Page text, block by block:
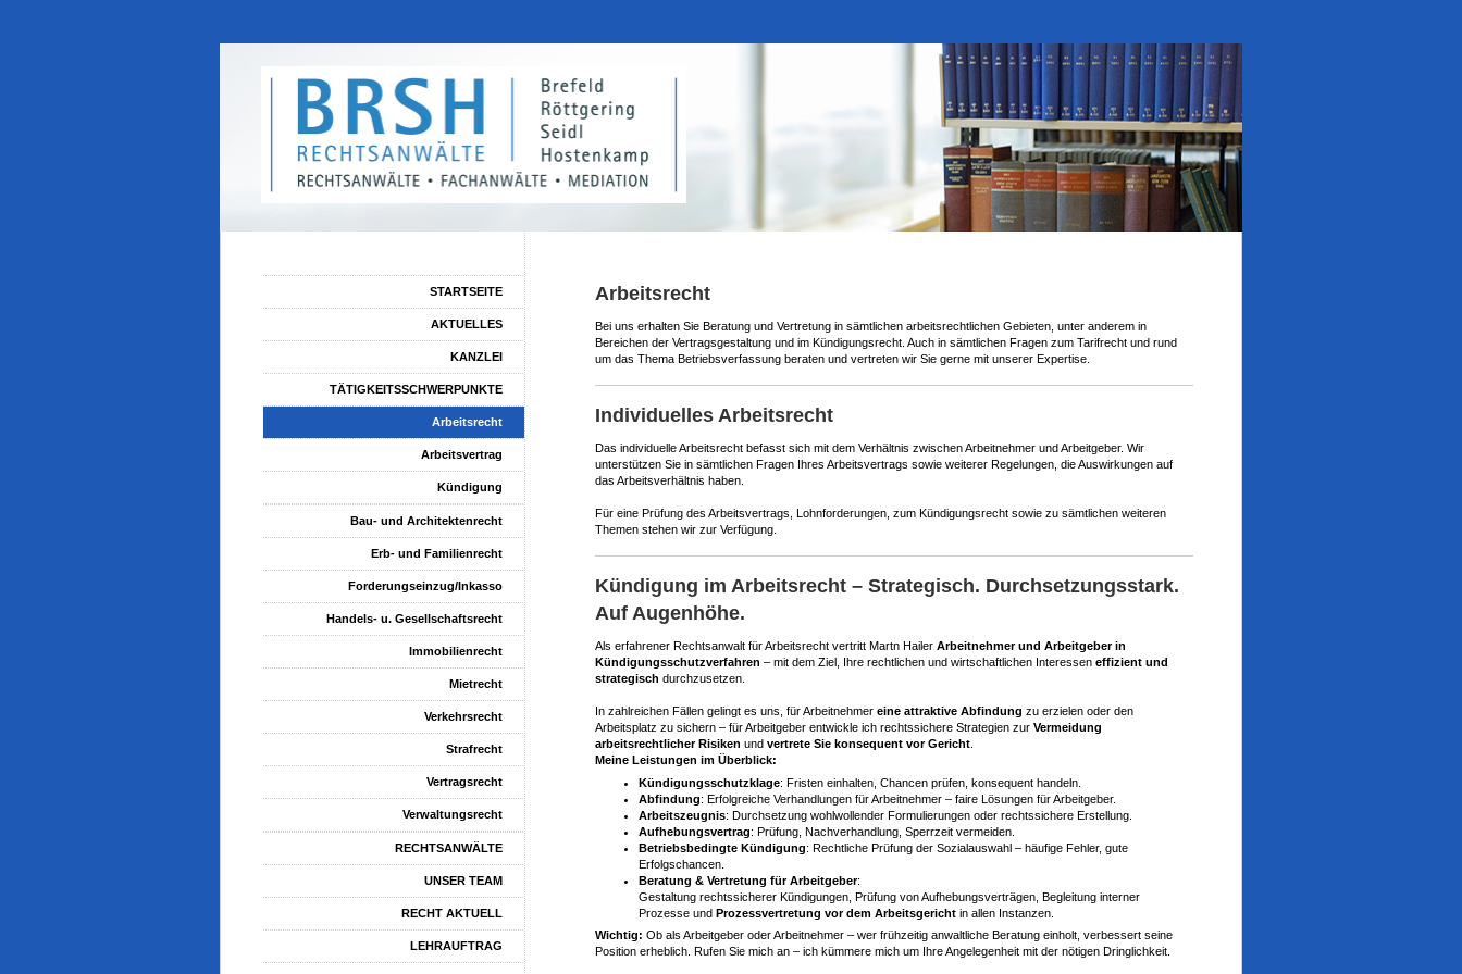
Arbeitsrecht
Bei uns erhalten Sie Beratung und Vertretung in sämtlichen arbeitsrechtlichen Gebieten, unter anderem in
Bereichen der Vertragsgestaltung und im Kündigungsrecht. Auch in sämtlichen Fragen zum Tarifrecht und rund
um das Thema Betriebsverfassung beraten und vertreten wir Sie gerne mit unserer Expertise.
Individuelles Arbeitsrecht
Das individuelle Arbeitsrecht befasst sich mit dem Verhältnis zwischen Arbeitnehmer und Arbeitgeber. Wir
unterstützen Sie in sämtlichen Fragen Ihres Arbeitsvertrags sowie weiterer Regelungen, die Auswirkungen auf
das Arbeitsverhältnis haben.
Für eine Prüfung des Arbeitsvertrags, Lohnforderungen, zum Kündigungsrecht sowie zu sämtlichen weiteren
Themen stehen wir zur Verfügung.
Kündigung im Arbeitsrecht – Strategisch. Durchsetzungsstark.
Auf Augenhöhe.
Als erfahrener Rechtsanwalt für Arbeitsrecht vertritt Martn Hailer Arbeitnehmer und Arbeitgeber in
Kündigungsschutzverfahren – mit dem Ziel, Ihre rechtlichen und wirtschaftlichen Interessen effizient und
strategisch durchzusetzen.
In zahlreichen Fällen gelingt es uns, für Arbeitnehmer eine attraktive Abfindung zu erzielen oder den
Arbeitsplatz zu sichern – für Arbeitgeber entwickle ich rechtssichere Strategien zur Vermeidung
arbeitsrechtlicher Risiken und vertrete Sie konsequent vor Gericht
Meine Leistungen im Überblick:
Kündigungsschutzklage: Fristen einhalten, Chancen prüfen, konsequent handeln.
Abfindung: Erfolgreiche Verhandlungen für Arbeitnehmer – faire Lösungen für Arbeitgeber.
Arbeitszeugnis: Durchsetzung wohlwollender Formulierungen oder rechtssichere Erstellung.
Aufhebungsvertrag: Prüfung, Nachverhandlung, Sperrzeit vermeiden.
Betriebsbedingte Kündigung: Rechtliche Prüfung der Sozialauswahl – häufige Fehler, gute
Erfolgschancen.
Beratung & Vertretung für Arbeitgeber:
Gestaltung rechtssicherer Kündigungen, Prüfung von Aufhebungsverträgen, Begleitung interner
Prozesse und Prozessvertretung vor dem Arbeitsgericht in allen Instanzen.
Wichtig: Ob als Arbeitgeber oder Arbeitnehmer – wer frühzeitig anwaltliche Beratung einholt, verbessert seine
Position erheblich. Rufen Sie mich an – ich kümmere mich um Ihre Angelegenheit mit der nötigen Dringlichkeit.
STARTSEITE
AKTUELLES
KANZLEI
TÄTIGKEITSSCHWERPUNKTE
Arbeitsrecht
Arbeitsvertrag
Kündigung
Bau- und Architektenrecht
Erb- und Familienrecht
Forderungseinzug/Inkasso
Handels- u. Gesellschaftsrecht
Immobilienrecht
Mietrecht
Verkehrsrecht
Strafrecht
Vertragsrecht
Verwaltungsrecht
RECHTSANWÄLTE
UNSER TEAM
RECHT AKTUELL
LEHRAUFTRAG